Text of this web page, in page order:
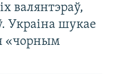
валянтэраў,
Украіна шукае
«чорным